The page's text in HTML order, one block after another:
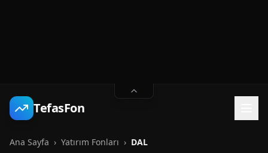
TefasFon
Ana Sayfa › Yatırım Fonları › DAL